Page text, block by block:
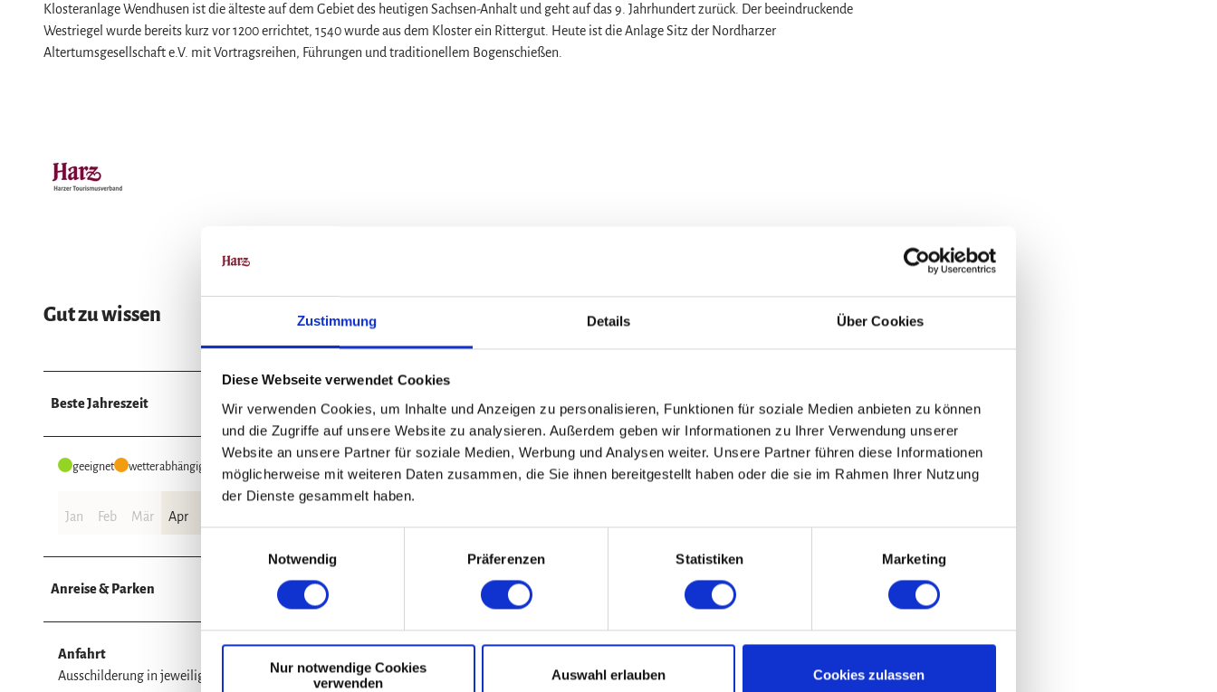
Zustimmung Details Über Cookies
Diese Webseite verwendet Cookies
Wir verwenden Cookies, um Inhalte und Anzeigen zu personalisieren, Funktionen für soziale Medien anbieten zu können
und die Zugriffe auf unsere Website zu analysieren. Außerdem geben wir Informationen zu Ihrer Verwendung unserer
Website an unsere Partner für soziale Medien, Werbung und Analysen weiter. Unsere Partner führen diese Informationen
möglicherweise mit weiteren Daten zusammen, die Sie ihnen bereitgestellt haben oder die sie im Rahmen Ihrer Nutzung
der Dienste gesammelt haben.
i
i
Notwendig Präferenzen Statistiken Marketing
Nur notwendige Cookies
verwenden
Auswahl erlauben Cookies zulassen
Klosteranlage Wendhusen ist die älteste auf dem Gebiet des heutigen Sachsen-Anhalt und geht auf das 9. Jahrhundert zurück. Der beeindruckende
Westriegel wurde bereits kurz vor 1200 errichtet, 1540 wurde aus dem Kloster ein Rittergut. Heute ist die Anlage Sitz der Nordharzer
Altertumsgesellschaft e.V. mit Vortragsreihen, Führungen und traditionellem Bogenschießen.
Gut zu wissen
Beste Jahreszeit
geeignet wetterabhängig
Jan Feb Mär Apr
Anreise & Parken
Anfahrt
Ausschilderung in jeweiligen Orten folgen.